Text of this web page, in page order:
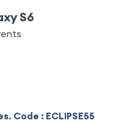
S6
Code : ECLIPSE55